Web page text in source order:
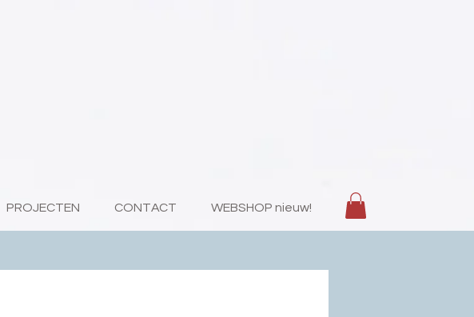
PROJECTEN CONTACT WEBSHOP nieuw!